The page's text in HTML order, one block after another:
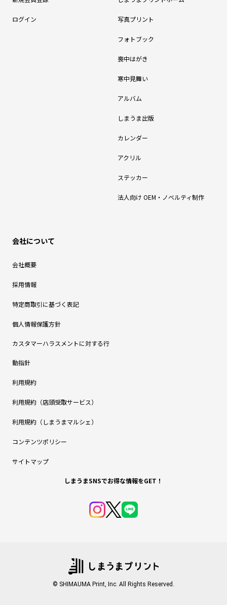
ログイン 写真プリント
フォトブック
喪中はがき
寒中見舞い
アルバム
しまうま出版
カレンダー
アクリル
ステッカー
法人向け OEM・ノベルティ制作
会社について
会社概要
採用情報
特定商取引に基づく表記
個人情報保護方針
カスタマーハラスメントに対する行
動指針
利用規約
利用規約（店頭受取サービス）
利用規約（しまうまマルシェ）
コンテンツポリシー
サイトマップ
しまうまSNSでお得な情報をGET！
© SHIMAUMA Print, Inc. All Rights Reserved.